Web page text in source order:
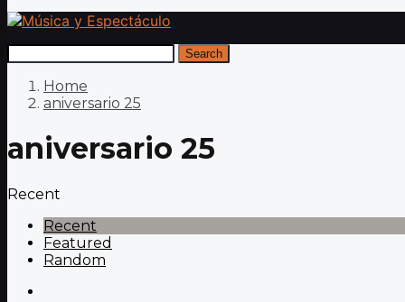
Search
Home
aniversario 25
aniversario 25
Recent
Recent
Featured
Random